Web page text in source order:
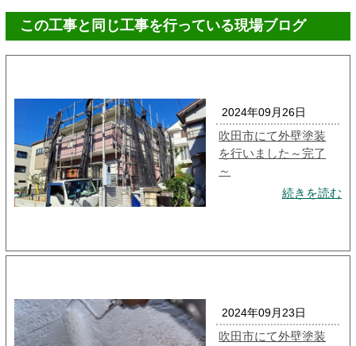
この工事と同じ工事を行っている現場ブログ
2024年09月26日
吹田市にて外壁塗装
を行いました～完了
～
続きを読む
2024年09月23日
吹田市にて外壁塗装